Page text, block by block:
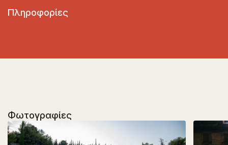
Πληροφορίες
Φωτογραφίες